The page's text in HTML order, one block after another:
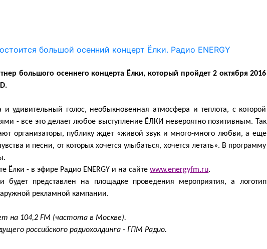
большого осеннего концерта Ёлки, который пройдет 2 октября 2016
и удивительный голос, необыкновенная атмосфера и теплота, с которой
- все это делает любое выступление ЁЛКИ невероятно позитивным. Так
организаторы, публику ждет «живой звук и много-много любви, а еще
и песни, от которых хочется улыбаться, хочется летать». В программу
Ёлки - в эфире Радио ENERGY и на сайтеwww.energyfm.ru.
будет представлен на площадке проведения мероприятия, а логотип
рекламной кампании.
на 104,2 FM (частота в Москве).
российского радиохолдинга - ГПМ Радио.